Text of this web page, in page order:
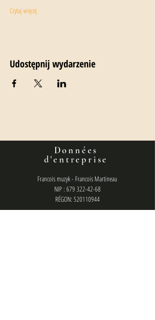
Czytaj więcej
Udostępnij wydarzenie
Données
d'entreprise
Francois muzyk - Francois Martineau
NIP : 679 322-42-68
RÉGON: 520110944